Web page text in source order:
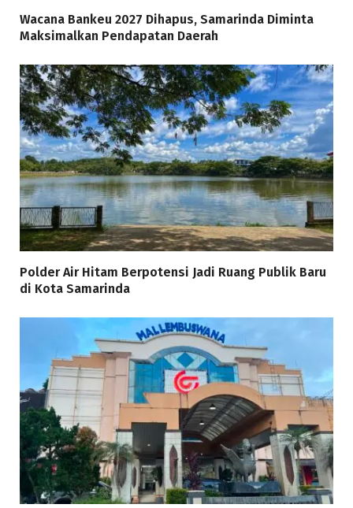
Wacana Bankeu 2027 Dihapus, Samarinda Diminta
Maksimalkan Pendapatan Daerah
Polder Air Hitam Berpotensi Jadi Ruang Publik Baru
di Kota Samarinda